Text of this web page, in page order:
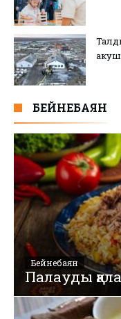
БЕЙНЕБАЯН
Бейнебаян
Палауды